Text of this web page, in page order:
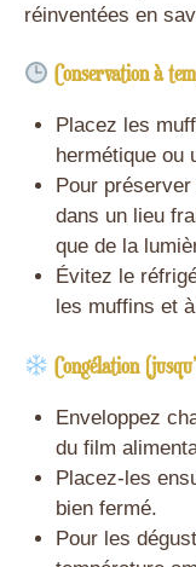
réinventées en
Conservation à
Placez les
hermétique ou
Pour
dans un lieu
que de la
Évitez le
les muffins et
Congélation
Enveloppez
du film
Placez-les
bien fermé.
Pour les